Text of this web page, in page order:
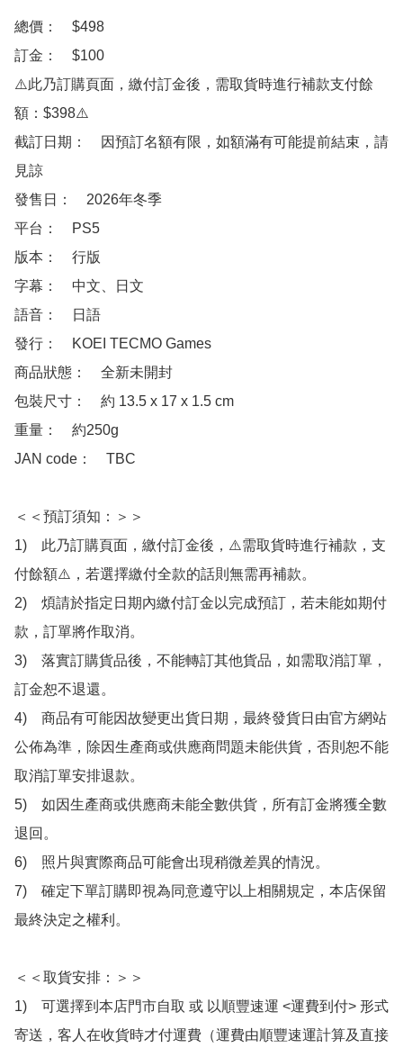
總價：　$498
訂金：　$100
⚠️此乃訂購頁面，繳付訂金後，需取貨時進行補款支付餘
額：$398⚠️
截訂日期：　因預訂名額有限，如額滿有可能提前結束，請
見諒
發售日：　2026年冬季
平台：　PS5
版本：　行版
字幕：　中文、日文
語音：　日語
發行：　KOEI TECMO Games
商品狀態：　全新未開封
包裝尺寸：　約 13.5 x 17 x 1.5 cm
重量：　約250g
JAN code：　TBC
＜＜預訂須知：＞＞
1)　此乃訂購頁面，繳付訂金後，⚠️需取貨時進行補款，支
付餘額⚠️，若選擇繳付全款的話則無需再補款。
2)　煩請於指定日期內繳付訂金以完成預訂，若未能如期付
款，訂單將作取消。
3)　落實訂購貨品後，不能轉訂其他貨品，如需取消訂單，
訂金恕不退還。
4)　商品有可能因故變更出貨日期，最終發貨日由官方網站
公佈為準，除因生產商或供應商問題未能供貨，否則恕不能
取消訂單安排退款。
5)　如因生產商或供應商未能全數供貨，所有訂金將獲全數
退回。
6)　照片與實際商品可能會出現稍微差異的情況。
7)　確定下單訂購即視為同意遵守以上相關規定，本店保留
最終決定之權利。
＜＜取貨安排：＞＞
1)　可選擇到本店門市自取 或 以順豐速運 <運費到付> 形式
寄送，客人在收貨時才付運費（運費由順豐速運計算及直接